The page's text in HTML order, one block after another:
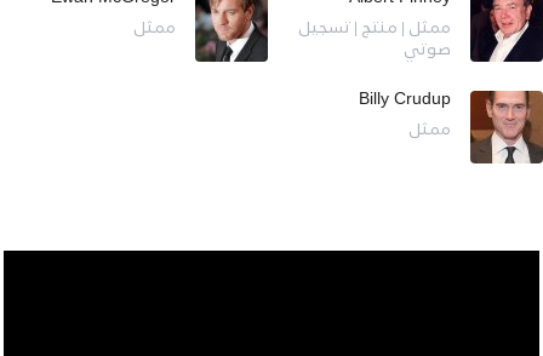
ممثل | منتج | تسجيل
صوتي
ممثل
Billy Crudup
ممثل